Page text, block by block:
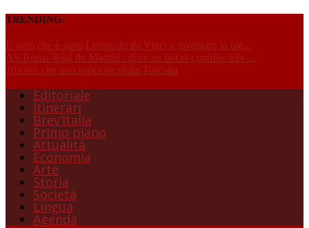
TRENDING:
È vero che è stato Leonardo da Vinci a inventare la bic...
AS Roma-Réal de Madrid : droit au but et contrôle très ...
10 cose che non sapevate della Toscana
Editoriale
Itinerari
Brev’Italia
Primo piano
Attualità
Economia
Arte
Storia
Società
Lingua
Agenda